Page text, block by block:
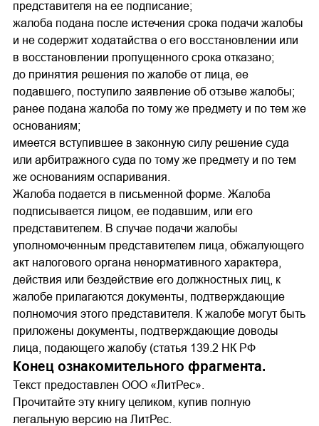
представителя на ее подписание;
жалоба подана после истечения срока подачи жалобы
и не содержит ходатайства о его восстановлении или
в восстановлении пропущенного срока отказано;
до принятия решения по жалобе от лица, ее
подавшего, поступило заявление об отзыве жалобы;
ранее подана жалоба по тому же предмету и по тем же
основаниям;
имеется вступившее в законную силу решение суда
или арбитражного суда по тому же предмету и по тем
же основаниям оспаривания.
Жалоба подается в письменной форме. Жалоба
подписывается лицом, ее подавшим, или его
представителем. В случае подачи жалобы
уполномоченным представителем лица, обжалующего
акт налогового органа ненормативного характера,
действия или бездействие его должностных лиц, к
жалобе прилагаются документы, подтверждающие
полномочия этого представителя. К жалобе могут быть
приложены документы, подтверждающие доводы
лица, подающего жалобу (статья 139.2 НК РФ
Конец ознакомительного фрагмента.
Текст предоставлен ООО «ЛитРес».
Прочитайте эту книгу целиком, купив полную
легальную версию на ЛитРес.